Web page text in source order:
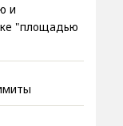
и
"площадью